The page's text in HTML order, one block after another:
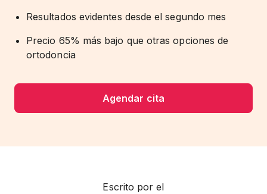
Resultados evidentes desde el segundo mes
Precio 65% más bajo que otras opciones de
ortodoncia
Agendar cita
Escrito por el